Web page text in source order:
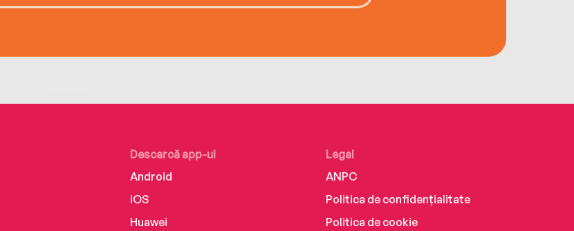
Descarcă app-ul
Android
iOS
Huawei
Legal
ANPC
Politica de confidențialitate
Politica de cookie